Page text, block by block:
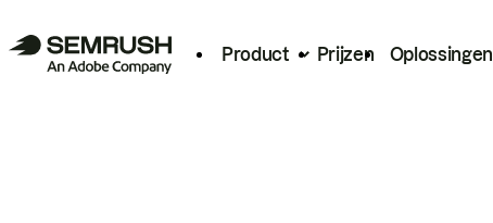
Product Prijzen Oplossingen